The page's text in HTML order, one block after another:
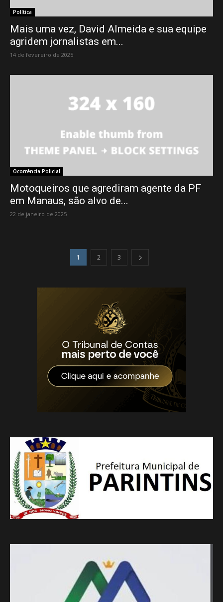
Política
Mais uma vez, David Almeida e sua equipe
agridem jornalistas em...
14 de fevereiro de 2025
Ocorrência Policial
Motoqueiros que agrediram agente da PF
em Manaus, são alvo de...
22 de janeiro de 2025
1 2 3